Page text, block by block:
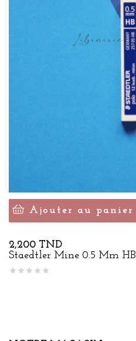
Ajouter au panier
Prix
2,200 TND
Staedtler Mine 0.5 Mm HB